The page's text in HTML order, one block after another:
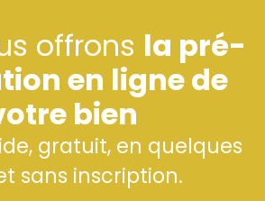
offrons la pré-
en ligne de
bien
gratuit, en quelques
sans inscription.